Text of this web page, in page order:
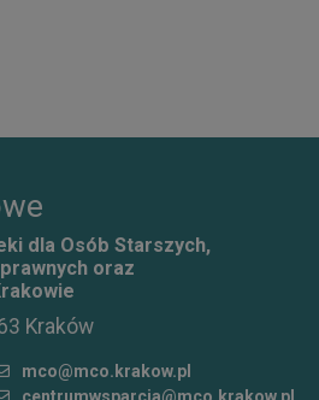
dla Osób Starszych,
oraz
Kraków
mco@mco.krakow.pl